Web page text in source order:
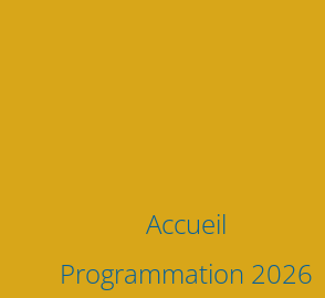
Accueil
Programmation 2026